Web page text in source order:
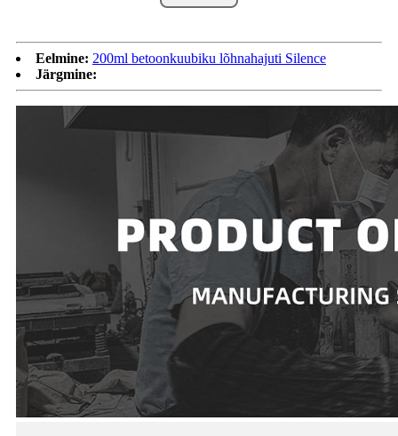
Eelmine: 200ml betoonkuubiku lõhnahajuti Silence
Järgmine: